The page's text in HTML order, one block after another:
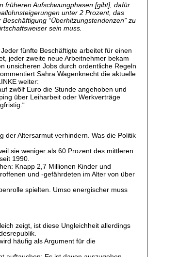
früheren Aufschwungphasen [gibt], dafür
unter 2 Prozent, das
“Überhitzungstendenzen” zu
sein muss.
fünfte Beschäftigte arbeitet für einen
jeder zweite neue Arbeitnehmer bekam
unsicheren Jobs durch ordentliche Regeln
Sahra Wagenknecht die aktuelle
weiter:
zwölf Euro die Stunde angehoben und
über Leiharbeit oder Werkverträge
der Altersarmut verhindern. Was die Politik
sie weniger als 60 Prozent des mittleren
1990.
Knapp 2,7 Millionen Kinder und
und -gefährdeten im Alter von über
spielten. Umso energischer muss
zeigt, ist diese Ungleichheit allerdings
häufig als Argument für die